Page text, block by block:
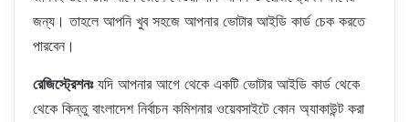
জন্য। তাহলে আপনি খুব সহজে আপনার ভোটার আইডি কার্ড চেক করতে
পারবেন।
রেজিস্ট্রেশনঃযদি আপনার আগে থেকে একটি ভোটার আইডি কার্ড থেকে
থেকে কিন্তু বাংলাদেশ নির্বাচন কমিশনার ওয়েবসাইটে কোন অ্যাকাউন্ট করা